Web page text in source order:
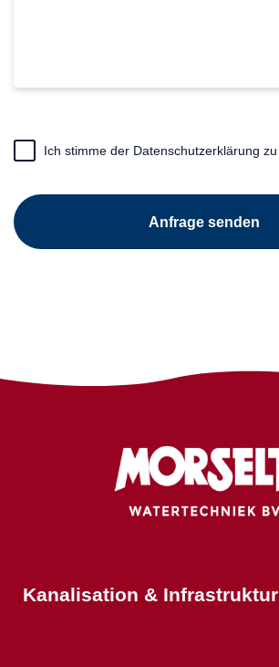
(erforderlich)
Ich stimme der Datenschutzerklärung zu
Kanalisation & Infrastruktur